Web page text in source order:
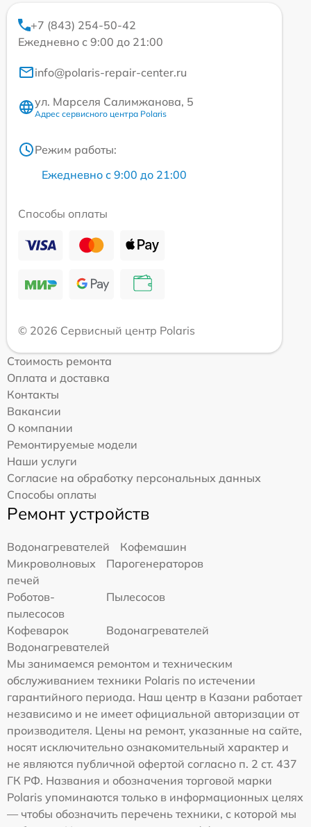
+7 (843) 254-50-42
Ежедневно с 9:00 до 21:00
info@polaris-repair-center.ru
ул. Марселя Салимжанова, 5
Адрес сервисного центра Polaris
Режим работы:
Ежедневно с 9:00 до 21:00
Способы оплаты
© 2026 Сервисный центр Polaris
Стоимость ремонта
Оплата и доставка
Контакты
Вакансии
О компании
Ремонтируемые модели
Наши услуги
Согласие на обработку персональных данных
Способы оплаты
Ремонт устройств
Водонагревателей
Кофемашин
Микроволновых
печей
Парогенераторов
Роботов-
пылесосов
Пылесосов
Кофеварок
Водонагревателей
Водонагревателей
Мы занимаемся ремонтом и техническим
обслуживанием техники Polaris по истечении
гарантийного периода. Наш центр в Казани работает
независимо и не имеет официальной авторизации от
производителя. Цены на ремонт, указанные на сайте,
носят исключительно ознакомительный характер и
не являются публичной офертой согласно п. 2 ст. 437
ГК РФ. Названия и обозначения торговой марки
Polaris упоминаются только в информационных целях
— чтобы обозначить перечень техники, с которой мы